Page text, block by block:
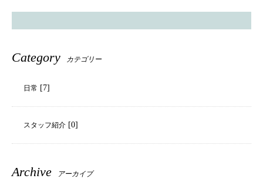
Category カテゴリー
日常 [7]
スタッフ紹介 [0]
Archive アーカイブ